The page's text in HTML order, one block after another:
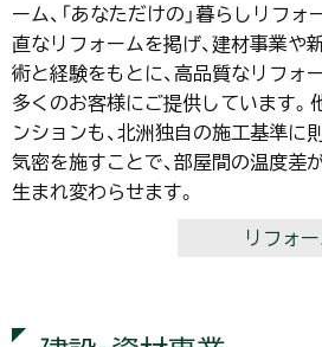
ーム、「あなただけの」暮らしリフォ
直なリフォームを掲げ、建材事業や
術と経験をもとに、高品質なリフォ
多くのお客様にご提供しています。
ンションも、北洲独自の施工基準に
気密を施すことで、部屋間の温度差
生まれ変わらせます。
リフォ